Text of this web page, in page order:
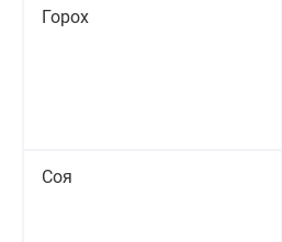
Горох
Соя